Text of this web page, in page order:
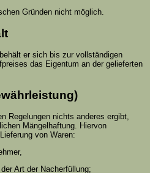
Gründen nicht möglich.
er sich bis zur vollständigen
das Eigentum an der gelieferten
Regelungen nichts anderes ergibt,
Mängelhaftung. Hiervon
von Waren:
Art der Nacherfüllung;